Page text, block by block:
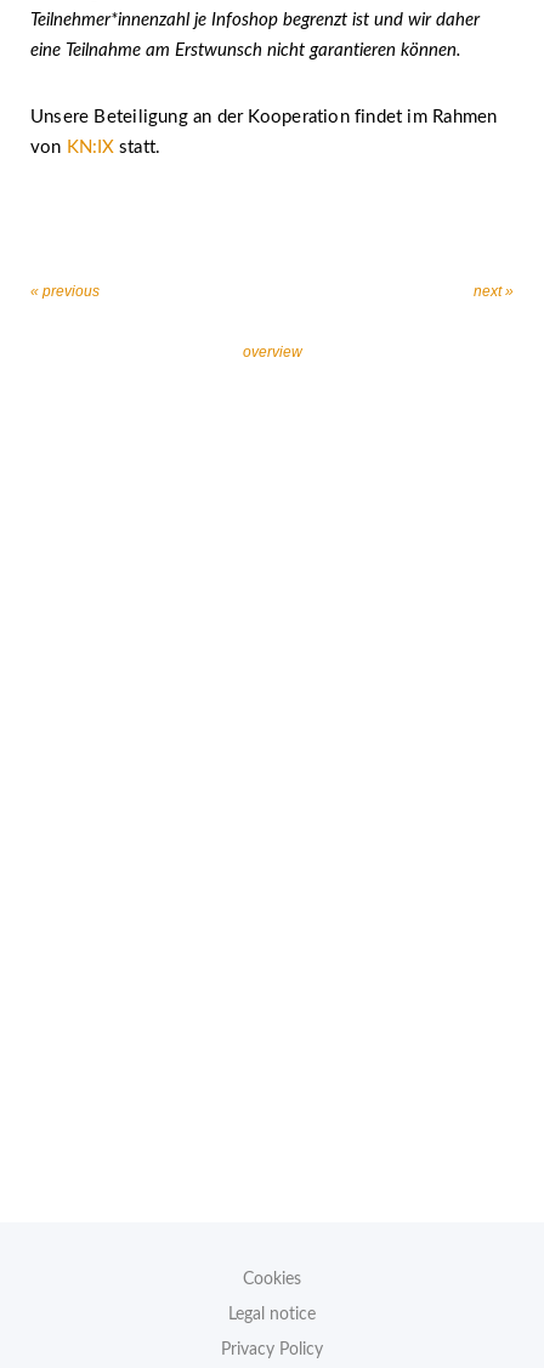
Teilnehmer*innenzahl je Infoshop begrenzt ist und wir daher
eine Teilnahme am Erstwunsch nicht garantieren können.
Unsere Beteiligung an der Kooperation findet im Rahmen
von KN:IXstatt.
« previous
overview
next »
Cookies
Legal notice
Privacy Policy